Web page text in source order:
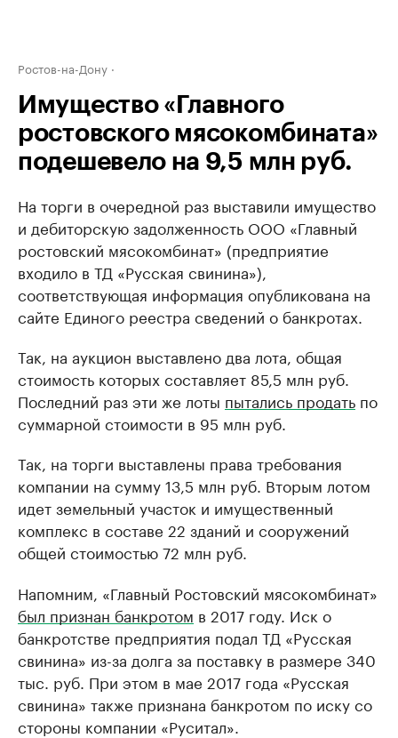
Ростов-на-Дону
Имущество «Главного
ростовского мясокомбината»
подешевело на 9,5 млн руб.
На торги в очередной раз выставили имущество
и дебиторскую задолженность ООО «Главный
ростовский мясокомбинат» (предприятие
входило в ТД «Русская свинина»),
соответствующая информация опубликована на
сайте Единого реестра сведений о банкротах.
Так, на аукцион выставлено два лота, общая
стоимость которых составляет 85,5 млн руб.
Последний раз эти же лоты пытались продать по
суммарной стоимости в 95 млн руб.
Так, на торги выставлены права требования
компании на сумму 13,5 млн руб. Вторым лотом
идет земельный участок и имущественный
комплекс в составе 22 зданий и сооружений
общей стоимостью 72 млн руб.
Напомним, «Главный Ростовский мясокомбинат»
был признан банкротом в 2017 году. Иск о
банкротстве предприятия подал ТД «Русская
свинина» из-за долга за поставку в размере 340
тыс. руб. При этом в мае 2017 года «Русская
свинина» также признана банкротом по иску со
стороны компании «Руситал».